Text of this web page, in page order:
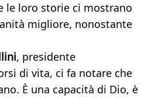
le loro storie ci mostrano
migliore, nonostante
, presidente
di vita, ci fa notare che
È una capacità di Dio, è